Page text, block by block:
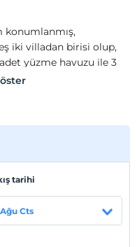
konumlanmış,
iki villadan birisi olup,
yüzme havuzu ile 3
oluşan eşsiz bir
giriş katında, oturma
salonu yer
açılmakta;
iki kademeli sonsuzluk
tarihi
Cts